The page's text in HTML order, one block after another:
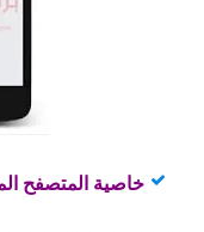
خاصية المتصفح